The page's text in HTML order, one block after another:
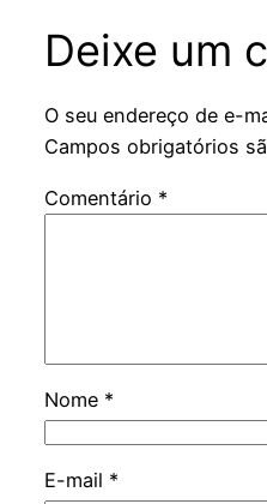
Deixe um
O seu endereço de e-
Campos obrigatórios
Comentário *
Nome *
E-mail *